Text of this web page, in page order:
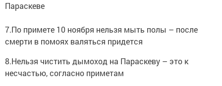
Параскеве
7.По примете 10 ноября нельзя мыть полы – после
смерти в помоях валяться придется
8.Нельзя чистить дымоход на Параскеву – это к
несчастью, согласно приметам